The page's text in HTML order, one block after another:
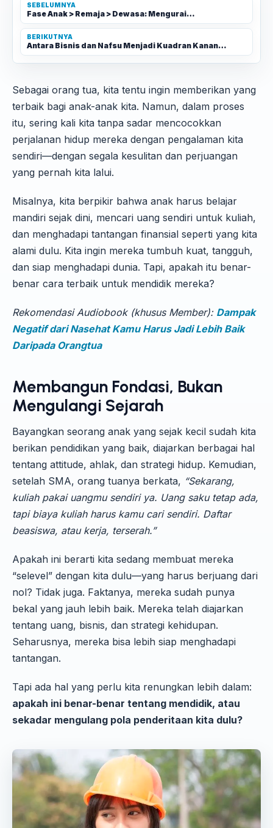
SEBELUMNYA
Fase Anak > Remaja > Dewasa: Mengurai…
BERIKUTNYA
Antara Bisnis dan Nafsu Menjadi Kuadran Kanan…
Sebagai orang tua, kita tentu ingin memberikan yang
terbaik bagi anak-anak kita. Namun, dalam proses
itu, sering kali kita tanpa sadar mencocokkan
perjalanan hidup mereka dengan pengalaman kita
sendiri—dengan segala kesulitan dan perjuangan
yang pernah kita lalui.
Misalnya, kita berpikir bahwa anak harus belajar
mandiri sejak dini, mencari uang sendiri untuk kuliah,
dan menghadapi tantangan finansial seperti yang kita
alami dulu. Kita ingin mereka tumbuh kuat, tangguh,
dan siap menghadapi dunia. Tapi, apakah itu benar-
benar cara terbaik untuk mendidik mereka?
Rekomendasi Audiobook (khusus Member): Dampak
Negatif dari Nasehat Kamu Harus Jadi Lebih Baik
Daripada Orangtua
Membangun Fondasi, Bukan
Mengulangi Sejarah
Bayangkan seorang anak yang sejak kecil sudah kita
berikan pendidikan yang baik, diajarkan berbagai hal
tentang attitude, ahlak, dan strategi hidup. Kemudian,
setelah SMA, orang tuanya berkata, “Sekarang,
kuliah pakai uangmu sendiri ya. Uang saku tetap ada,
tapi biaya kuliah harus kamu cari sendiri. Daftar
beasiswa, atau kerja, terserah.”
Apakah ini berarti kita sedang membuat mereka
“selevel” dengan kita dulu—yang harus berjuang dari
nol? Tidak juga. Faktanya, mereka sudah punya
bekal yang jauh lebih baik. Mereka telah diajarkan
tentang uang, bisnis, dan strategi kehidupan.
Seharusnya, mereka bisa lebih siap menghadapi
tantangan.
Tapi ada hal yang perlu kita renungkan lebih dalam:
apakah ini benar-benar tentang mendidik, atau
sekadar mengulang pola penderitaan kita dulu?